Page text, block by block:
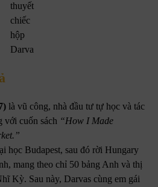
thuyết
chiếc
hộp
Darva
là vũ công, nhà đầu tư tự học và tác
với cuốn sách “How I Made
học Budapest, sau đó rời Hungary
mang theo chỉ 50 bảng Anh và thị
Kỳ. Sau này, Darvas cùng em gái